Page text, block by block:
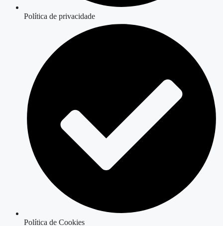
Política de privacidade
Política de Cookies